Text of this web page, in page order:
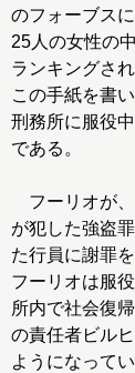
のフォーブス
25人の女性の
ランキングさ
この手紙を書
刑務所に服役
である。
フーリオが、
が犯した強盗
た行員に謝罪
フーリオは服
所内で社会復
の責任者ビル
ようになって